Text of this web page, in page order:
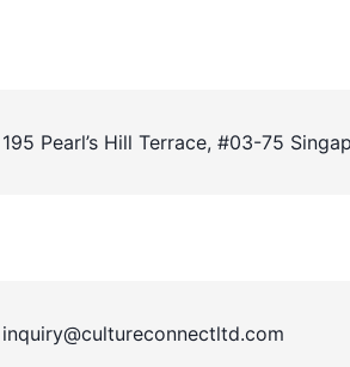
195 Pearl’s Hill Terrace, #03-75
inquiry@cultureconnectltd.com